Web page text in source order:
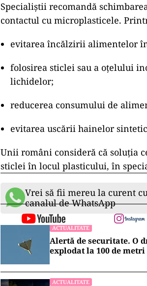
Specialiștii recomandă
contactul cu microplasticele.
evitarea încălzirii alimentelor
folosirea sticlei sau a oțelului
lichidelor;
reducerea consumului de
evitarea uscării hainelor
Unii români consideră că soluția
sticlei în locul plasticului, în
Vrei să fii mereu la curent
canalul de WhatsApp
ACTUALITATE
Alertă de securitate. O
explodat la 100 de
ACTUALITATE